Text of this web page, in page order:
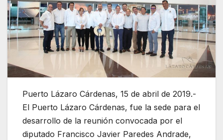
Puerto Lázaro Cárdenas, 15 de abril de 2019.-
El Puerto Lázaro Cárdenas, fue la sede para el
desarrollo de la reunión convocada por el
diputado Francisco Javier Paredes Andrade,